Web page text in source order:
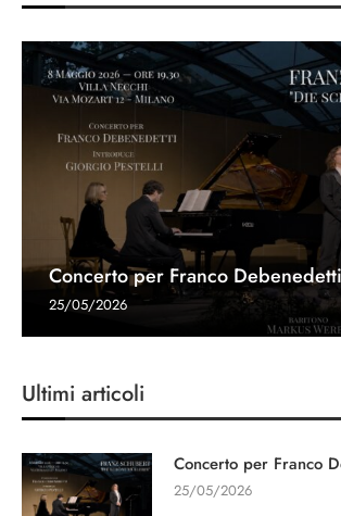
Concerto per Franco Debenedetti
25/05/2026
Ultimi articoli
Concerto per Franco
25/05/2026